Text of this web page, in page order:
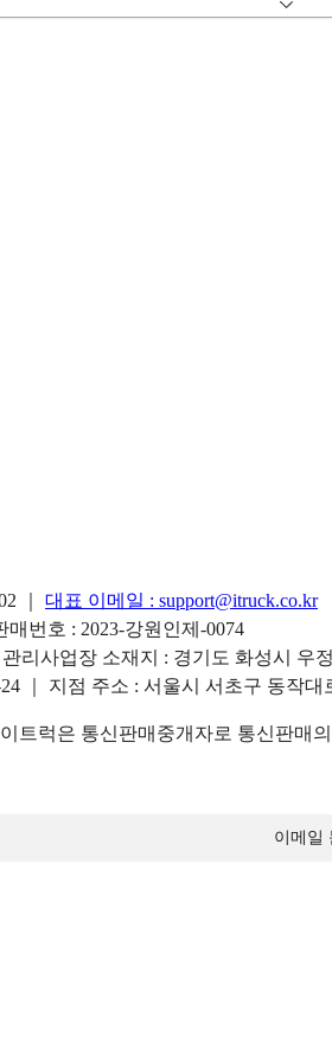
대표 이메일 : support@itruck.co.kr
매번호 : 2023-강원인제-0074
리사업장 소재지 : 경기도 화성시 우
｜ 지점 주소 : 서울시 서초구 동작대
트럭은 통신판매중개자로 통신판매
이메일